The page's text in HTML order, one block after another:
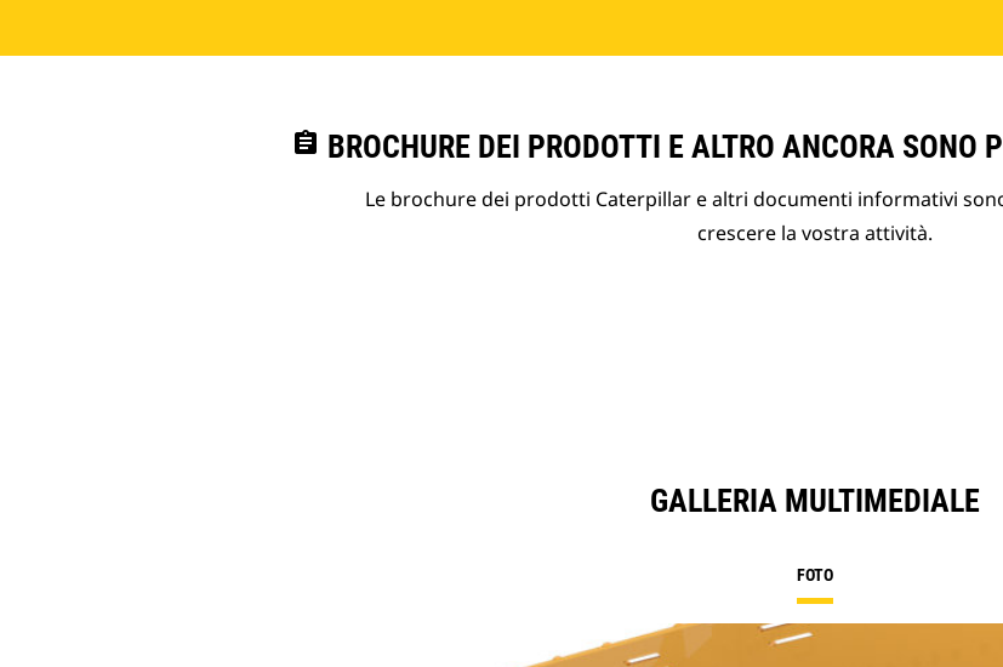
assignment BROCHURE DEI PRODOTTI E ALTRO ANCORA SONO
Le brochure dei prodotti Caterpillar e altri documenti informativi
crescere la vostra attività.
GALLERIA MULTIMEDIALE
FOTO